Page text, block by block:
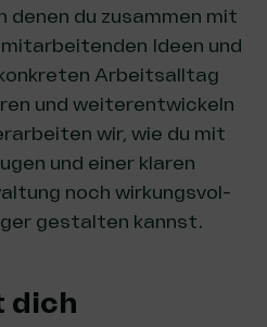
denen du zusam­men mit
Ideen und
Arbeits­all­tag
und wei­ter­ent­wi­ckeln
wir, wie du mit
und einer kla­ren
noch wir­kungs­vol­
gestal­ten kannst.
dich